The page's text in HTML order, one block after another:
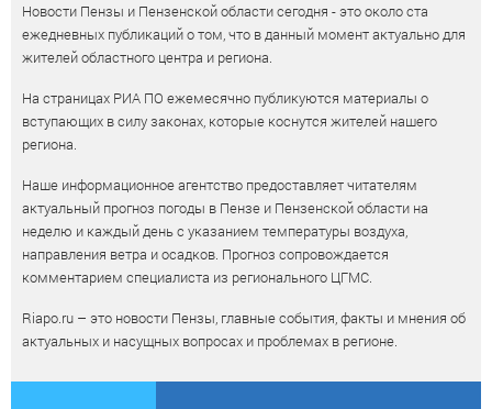
Новости Пензы и Пензенской области сегодня - это около ста
ежедневных публикаций о том, что в данный момент актуально для
жителей областного центра и региона.
На страницах РИА ПО ежемесячно публикуются материалы о
вступающих в силу законах, которые коснутся жителей нашего
региона.
Наше информационное агентство предоставляет читателям
актуальный прогноз погоды в Пензе и Пензенской области на
неделю и каждый день с указанием температуры воздуха,
направления ветра и осадков. Прогноз сопровождается
комментарием специалиста из регионального ЦГМС.
Riapo.ru – это новости Пензы, главные события, факты и мнения об
актуальных и насущных вопросах и проблемах в регионе.